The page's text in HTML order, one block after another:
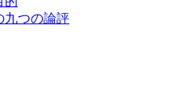
九つの論評